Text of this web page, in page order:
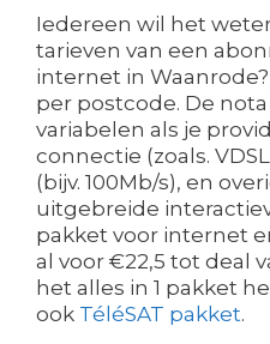
Iedereen wil het
tarieven van een
internet in
per postcode. De
variabelen als je
connectie (zoals.
(bijv. 100Mb/s), en
uitgebreide
pakket voor internet
al voor €22,5 tot deal
het alles in 1 pakket
ook TéléSAT pakket.